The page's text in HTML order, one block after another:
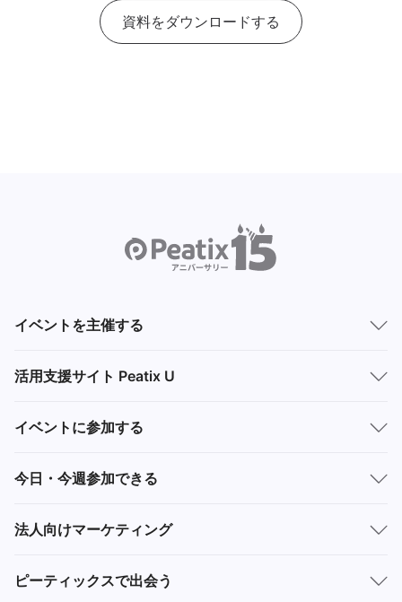
資料をダウンロードする
イベントを主催する
活用支援サイト Peatix U
イベントに参加する
今日・今週参加できる
法人向けマーケティング
ピーティックスで出会う